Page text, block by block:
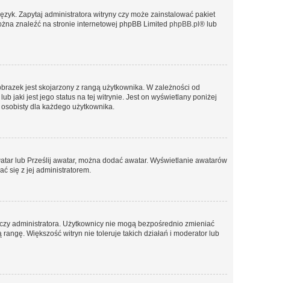
Zapytaj administratora witryny czy może zainstalować pakiet
znaleźć na stronie internetowej phpBB Limited phpBB.pl ® lub
jest skojarzony z rangą użytkownika. W zależności od
jaki jest jego status na tej witrynie. Jest on wyświetlany poniżej
dla każdego użytkownika.
lub Prześlij awatar, można dodać awatar. Wyświetlanie awatarów
się z jej administratorem.
administratora. Użytkownicy nie mogą bezpośrednio zmieniać
Większość witryn nie toleruje takich działań i moderator lub